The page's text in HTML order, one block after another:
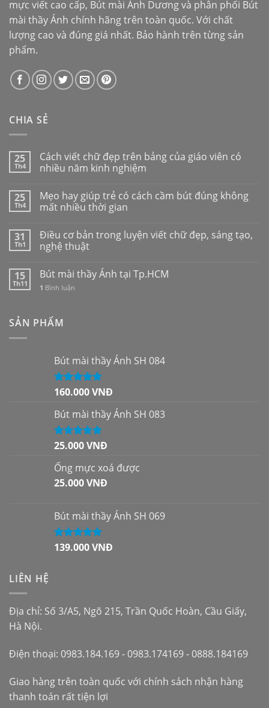
mực viết cao cấp, Bút mài Ánh Dươngvà phân phối Bút
mài thầy Ánh chính hãng trên toàn quốc. Với chất
lượng cao và đúng giá nhất. Bảo hành trên từng sản
phẩm.
CHIA SẺ
25
Th4
Cách viết chữ đẹp trên bảng của giáo viên có
nhiều năm kinh nghiệm
25
Th4
Mẹo hay giúp trẻ có cách cầm bút đúng không
mất nhiều thời gian
31
Th1
Điều cơ bản trong luyện viết chữ đẹp, sáng tạo,
nghệ thuật
15
Th11
Bút mài thầy Ánh tại Tp.HCM
1 Bình luận
SẢN PHẨM
Bút mài thầy Ánh SH 084
Được xếp
sao
160.000VNĐ
Bút mài thầy Ánh SH 083
Được xếp
sao
25.000VNĐ
Ống mực xoá được
25.000VNĐ
Bút mài thầy Ánh SH 069
Được xếp
139.000VNĐ
LIÊN HỆ
Địa chỉ: Số 3/A5, Ngõ 215, Trần Quốc Hoàn, Cầu Giấy,
Hà Nội.
Điện thoại: 0983.184.169 - 0983.174169 - 0888.184169
Giao hàng trên toàn quốc với chính sách nhận hàng
thanh toán rất tiện lợi